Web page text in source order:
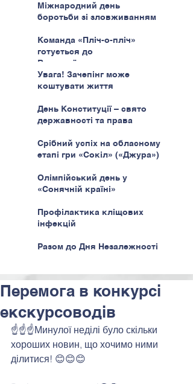
Міжнародний день
боротьби зі зловживанням
Команда «Пліч-о-пліч»
готується до
Всеукраїнського етапу
Увага! Зачепінг може
коштувати життя
День Конституції – свято
державності та права
Срібний успіх на обласному
етапі гри «Сокіл» («Джура»)
Олімпійський день у
«Сонячній країні»
Профілактика кліщових
інфекцій
Разом до Дня Незалежності
Перемога в конкурсі
екскурсоводів
☝️☝️☝️Минулої неділі було скільки
хороших новин, що хочимо ними
ділитися! 😊😊😊